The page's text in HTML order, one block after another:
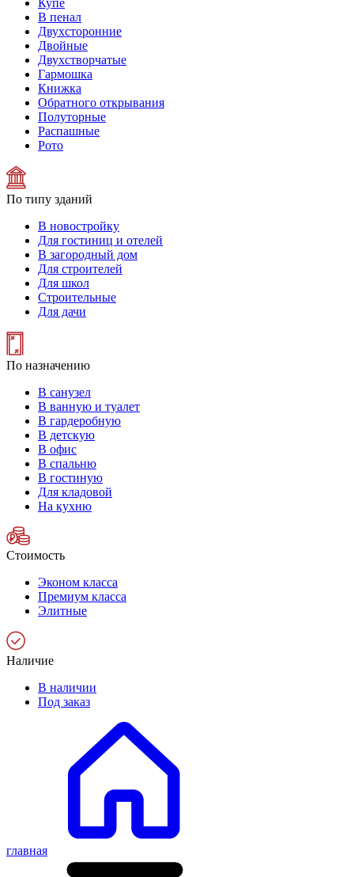
Купе
В пенал
Двухсторонние
Двойные
Двухстворчатые
Гармошка
Книжка
Обратного открывания
Полуторные
Распашные
Рото
По типу зданий
В новостройку
Для гостиниц и отелей
В загородный дом
Для строителей
Для школ
Строительные
Для дачи
По назначению
В санузел
В ванную и туалет
В гардеробную
В детскую
В офис
В спальню
В гостиную
Для кладовой
На кухню
Стоимость
Эконом класса
Премиум класса
Элитные
Наличие
В наличии
Под заказ
главная